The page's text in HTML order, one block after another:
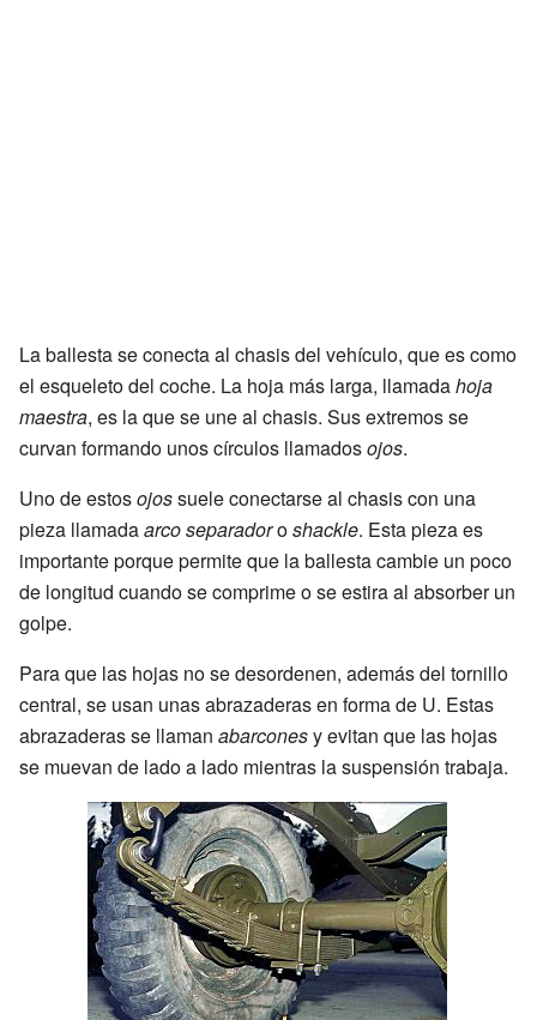
La ballesta se conecta al chasis del vehículo, que es como
el esqueleto del coche. La hoja más larga, llamadahoja
maestra, es la que se une al chasis. Sus extremos se
curvan formando unos círculos llamadosojos.
Uno de estosojossuele conectarse al chasis con una
pieza llamadaarco separadoroshackle. Esta pieza es
importante porque permite que la ballesta cambie un poco
de longitud cuando se comprime o se estira al absorber un
golpe.
Para que las hojas no se desordenen, además del tornillo
central, se usan unas abrazaderas en forma de U. Estas
abrazaderas se llaman abarconesy evitan que las hojas
se muevan de lado a lado mientras la suspensión trabaja.